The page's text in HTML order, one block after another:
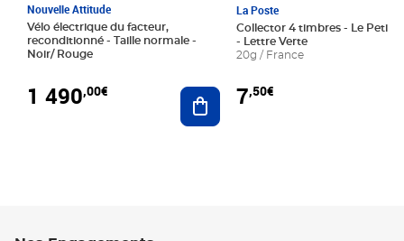
Nouvelle Attitude
Vélo électrique du facteur,
reconditionné - Taille normale -
Noir/ Rouge
1 490,00€ Ajouter au panier
La Poste
Collector 4 timbres - Le Petit
- Lettre Verte
20g / France
7,50€